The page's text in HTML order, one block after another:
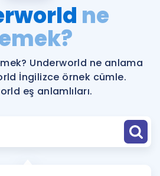
Hatırlamıyorum
İngilizce Gramer
ne
Underworld ne anlama
İngilizce örnek cümle.
eş anlamlıları.